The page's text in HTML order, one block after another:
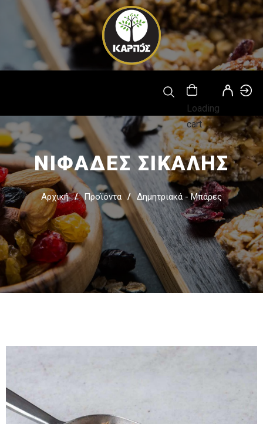
Παράκαμψη
προς το
κυρίως
περιεχόμενο
Loading
cart
ΝΙΦΑΔΕΣ ΣΙΚΑΛΗΣ
Αρχική Προϊόντα Δημητριακά - Μπάρες